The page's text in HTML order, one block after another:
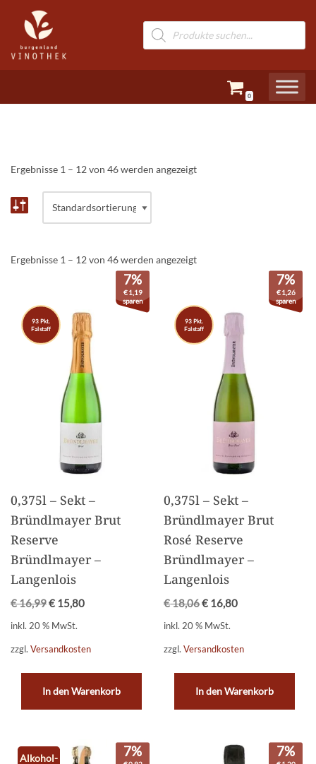
Zum
Inhalt
springen
0
Ergebnisse 1 – 12 von 46 werden angezeigt
Ergebnisse 1 – 12 von 46 werden angezeigt
93 Pkt.
Falstaff
7%
€1,19
sparen
0,375l – Sekt –
Bründlmayer Brut
Reserve
Bründlmayer –
Langenlois
€16,99€ 15,80
inkl. 20 % MwSt.
zzgl. Versandkosten
In den Warenkorb
93 Pkt.
Falstaff
7%
€1,26
sparen
0,375l – Sekt –
Bründlmayer Brut
Rosé Reserve
Bründlmayer –
Langenlois
€18,06€ 16,80
inkl. 20 % MwSt.
zzgl.Versandkosten
In den Warenkorb
Alkohol-
7% 7%